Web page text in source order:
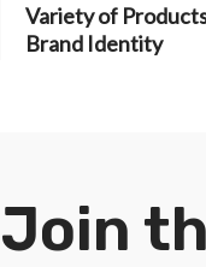
Variety of
Brand Identity
Join